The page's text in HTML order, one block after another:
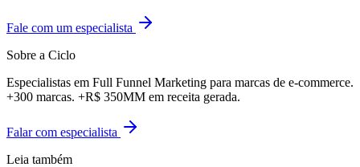
Fale com um especialista
Sobre a Ciclo
Especialistas em Full Funnel Marketing para marcas de e-commerce.
+300 marcas. +R$ 350MM em receita gerada.
Falar com especialista
Leia também